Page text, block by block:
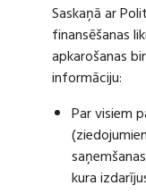
Saskaņā ar
finansēšanas
apkarošanas
informāciju:
Par visiem
kura